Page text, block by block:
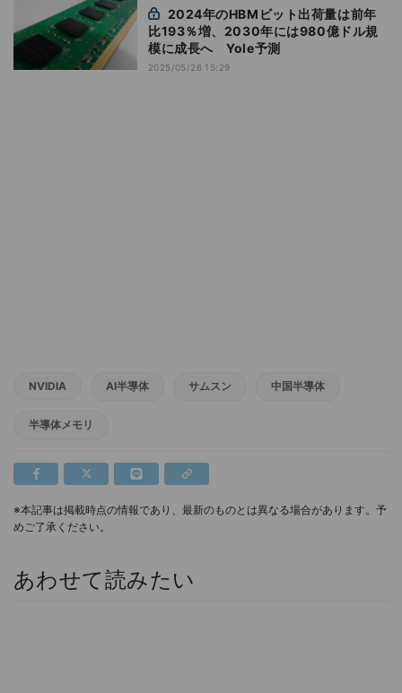
比193％増、2030年には980億ドル規
模に成長へ Yole予測
2025/05/26 15:29
NVIDIA AI半導体 サムスン 中国半導体
半導体メモリ
※本記事は掲載時点の情報であり、最新のものとは異なる場合があります。予
めご了承ください。
あわせて読みたい